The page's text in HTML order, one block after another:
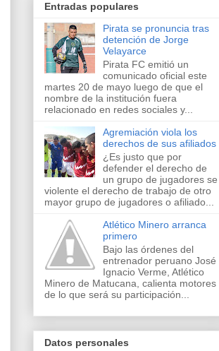
Entradas populares
Pirata se pronuncia tras
detención de Jorge
Velayarce
Pirata FC emitió un
comunicado oficial este
martes 20 de mayo luego de que el
nombre de la institución fuera
relacionado en redes sociales y...
Agremiación viola los
derechos de sus afiliados
¿Es justo que por
defender el derecho de
un grupo de jugadores se
violente el derecho de trabajo de otro
mayor grupo de jugadores o afiliado...
Atlético Minero arranca
primero
Bajo las órdenes del
entrenador peruano José
Ignacio Verme, Atlético
Minero de Matucana, calienta motores
de lo que será su participación...
Datos personales